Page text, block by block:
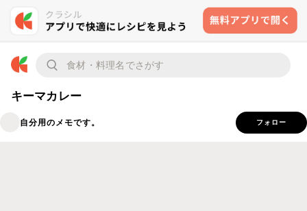
キーマカレー
自分用のメモです。 フォロー